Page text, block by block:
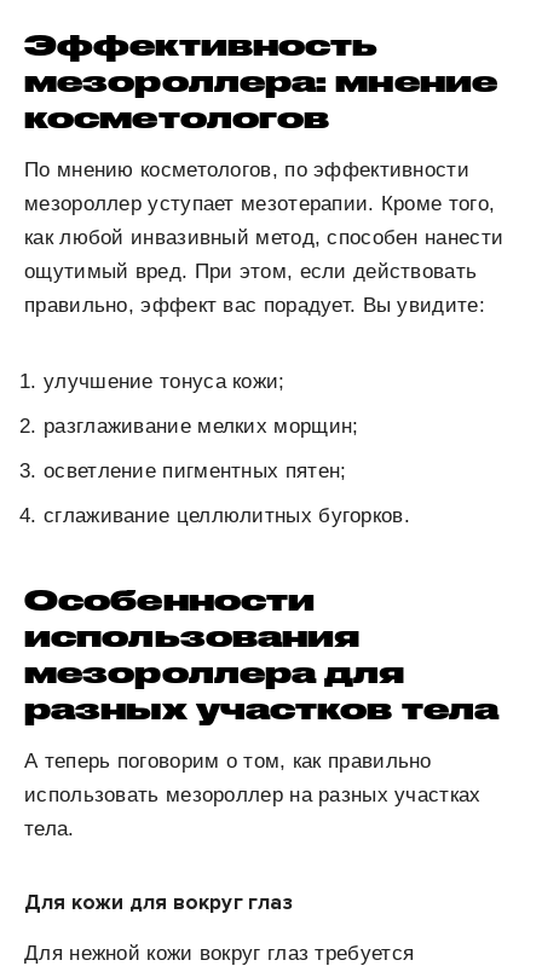
Эффективность
мезороллера: мнение
косметологов
По мнению косметологов, по эффективности
мезороллер уступает мезотерапии. Кроме того,
как любой инвазивный метод, способен нанести
ощутимый вред. При этом, если действовать
правильно, эффект вас порадует. Вы увидите:
улучшение тонуса кожи;
разглаживание мелких морщин;
осветление пигментных пятен;
сглаживание целлюлитных бугорков.
Особенности
использования
мезороллера для
разных участков тела
А теперь поговорим о том, как правильно
использовать мезороллер на разных участках
тела.
Для кожи для вокруг глаз
Для нежной кожи вокруг глаз требуется